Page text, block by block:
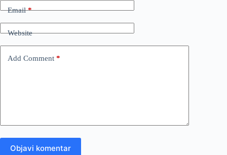
Email*
Website
Add Comment *
Objavi komentar